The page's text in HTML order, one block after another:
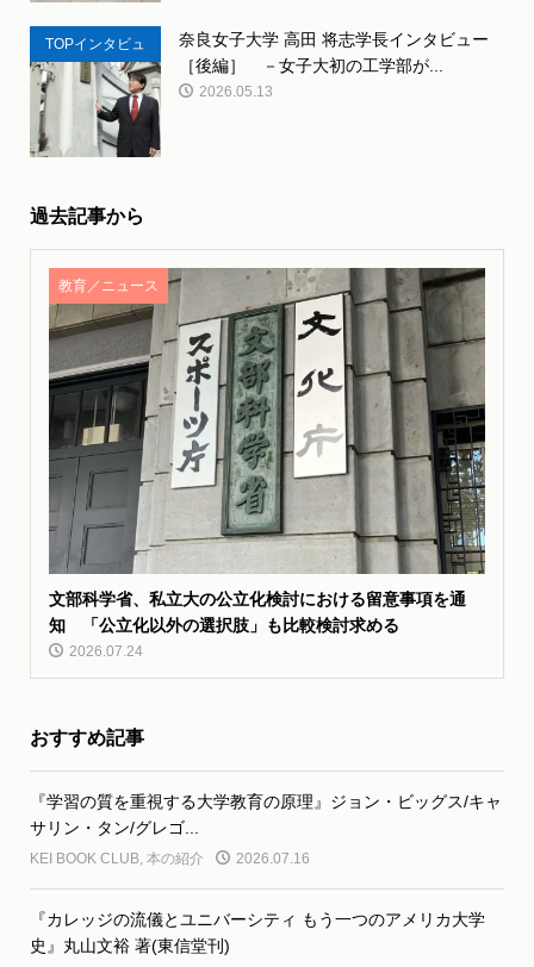
TOPインタビュ
ー
奈良女子大学 高田 将志学長インタビュー
［後編］ －女子大初の工学部が...
2026.05.13
過去記事から
教育／ニュース
文部科学省、私立大の公立化検討における留意事項を通
知 「公立化以外の選択肢」も比較検討求める
2026.07.24
おすすめ記事
『学習の質を重視する大学教育の原理』ジョン・ビッグス/キャ
サリン・タン/グレゴ...
KEI BOOK CLUB, 本の紹介 2026.07.16
『カレッジの流儀とユニバーシティ もう一つのアメリカ大学
史』丸山文裕 著(東信堂刊)